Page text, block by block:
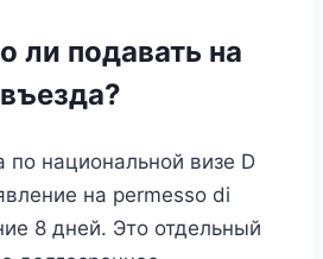
ли подавать на
национальной визе D
на permesso di
8 дней. Это отдельный